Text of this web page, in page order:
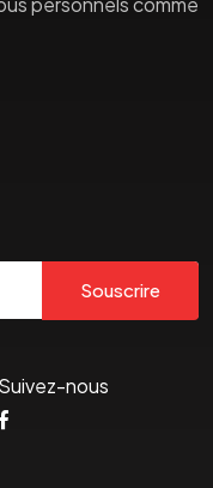
Souscrire
Suivez-nous